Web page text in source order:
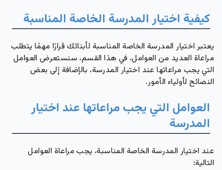
كيفية اختيار المدرسة الخاصة المناسبة
يعتبر اختيار المدرسة الخاصة المناسبة لأبنائك قرارًا مهمًا يتطلب
مراعاة العديد من العوامل، في هذا القسم، سنستعرض العوامل
التي يجب مراعاتها عند اختيار المدرسة، بالإضافة إلى بعض
النصائح لأولياء الأمور.
العوامل التي يجب مراعاتها عند اختيار
المدرسة
عند اختيار المدرسة الخاصة المناسبة، يجب مراعاة العوامل
التالية: